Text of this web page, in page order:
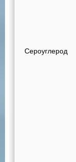
Сероуглерод